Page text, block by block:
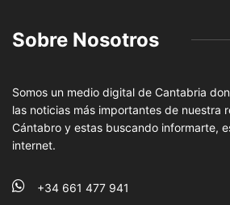
Sobre Nosotros
Somos un medio digital de Cantabria
las noticias más importantes de nuestra
Cántabro y estas buscando informarte,
internet.
+34 661 477 941